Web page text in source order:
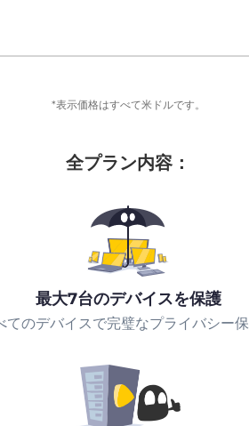
*表示価格はすべて米ドルです。
全プラン内容：
最大7台のデバイスを保護
てのデバイスで完璧なプライバシー保